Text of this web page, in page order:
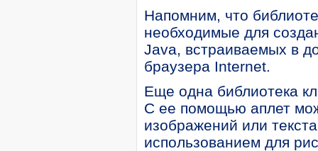
Напомним, что
необходимые для
Java, встраиваемых в
браузера Internet.
Еще одна библиотека
С ее помощью аплет
изображений или
использованием для